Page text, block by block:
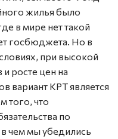
жилья было
в мире нет такой
госбюджета. Но в
при высокой
росте цен на
вариант КРТ является
того, что
по
чем мы убедились